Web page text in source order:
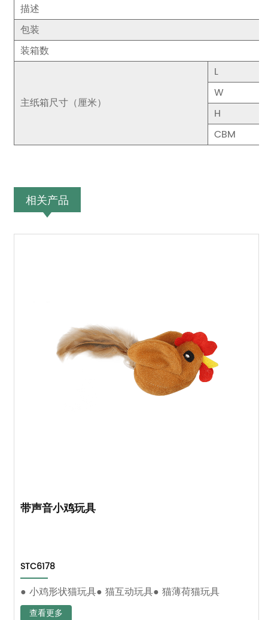
描述
包装
装箱数
主纸箱尺寸（厘米）
L
W
H
CBM
相关产品
带声音小鸡玩具
STC6178
● 小鸡形状猫玩具● 猫互动玩具● 猫薄荷猫玩具
查看更多